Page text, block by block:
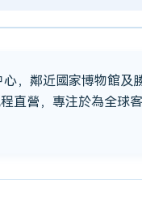
，鄰近國家博物館
直營，專注於為全球